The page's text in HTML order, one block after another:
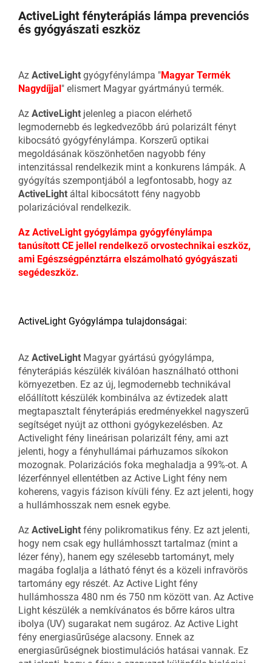
ActiveLight fényterápiás lámpa prevenciós
és gyógyászati eszköz
Az ActiveLight gyógyfénylámpa "Magyar Termék
Nagydíjjal " elismert Magyar gyártmányú termék.
Az ActiveLight jelenleg a piacon elérhető
legmodernebb és legkedvezőbb árú polarizált fényt
kibocsátó gyógyfénylámpa. Korszerű optikai
megoldásának köszönhetően nagyobb fény
intenzitással rendelkezik mint a konkurens lámpák. A
gyógyítás szempontjából a legfontosabb, hogy az
ActiveLight által kibocsátott fény nagyobb
polarizációval rendelkezik.
Az ActiveLight gyógylámpa gyógyfénylámpa
tanúsított CE jellel rendelkező orvostechnikai eszköz,
ami Egészségpénztárra elszámolható gyógyászati
segédeszköz.
ActiveLight Gyógylámpa tulajdonságai:
Az ActiveLight Magyar gyártású gyógylámpa,
fényterápiás készülék kiválóan használható otthoni
környezetben. Ez az új, legmodernebb technikával
előállított készülék kombinálva az évtizedek alatt
megtapasztalt fényterápiás eredményekkel nagyszerű
segítséget nyújt az otthoni gyógykezelésben. Az
Activelight fény lineárisan polarizált fény, ami azt
jelenti, hogy a fényhullámai párhuzamos síkokon
mozognak. Polarizációs foka meghaladja a 99%-ot. A
lézerfénnyel ellentétben az Active Light fény nem
koherens, vagyis fázison kívüli fény. Ez azt jelenti, hogy
a hullámhosszak nem esnek egybe.
Az ActiveLight fény polikromatikus fény. Ez azt jelenti,
hogy nem csak egy hullámhosszt tartalmaz (mint a
lézer fény), hanem egy szélesebb tartományt, mely
magába foglalja a látható fényt és a közeli infravörös
tartomány egy részét. Az Active Light fény
hullámhossza 480 nm és 750 nm között van. Az Active
Light készülék a nemkívánatos és bőrre káros ultra
ibolya (UV) sugarakat nem sugároz. Az Active Light
fény energiasűrűsége alacsony. Ennek az
energiasűrűségnek biostimulációs hatásai vannak. Ez